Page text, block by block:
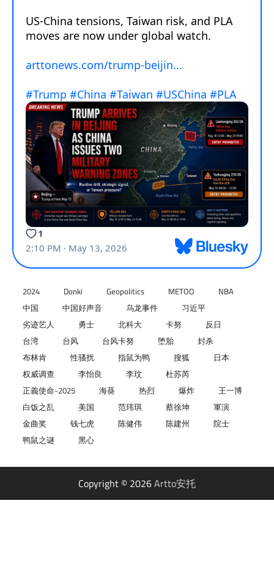
2024 Donki Geopolitics METOO
NBA
中国
中国好声音 乌龙事件
习近平
劣迹艺人
勇士 北科大 卡努
反日
台湾
台风 台风卡努 堕胎
封杀
布林肯
性骚扰 指鼠为鸭 搜狐
日本
权威调查
李怡良 李玟
杜苏芮
正義使命-2025
海葵 热烈 爆炸
王一博
白饭之乱
美国 范玮琪 蔡徐坤
軍演
金曲奖
钱七虎 陈健伟 陈建州
院士
鸭鼠之谜
黑心
Copyright © 2026Artto安托